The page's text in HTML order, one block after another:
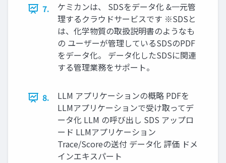
7.
ケミカンは、 SDSをデータ化 &一元管
理するクラウドサービスです ※SDSと
は、化学物質の取扱説明書のようなも
の ユーザーが管理しているSDSのPDF
をデータ化。 データ化したSDSに関連
する管理業務をサポート。
8.
LLM アプリケーションの概略 PDFを
LLMアプリケーションで受け取ってデ
ータ化 LLM の呼び出し SDS アップロ
ード LLMアプリケーション
Trace/Scoreの送付 データ化 評価 ドメ
インエキスパート